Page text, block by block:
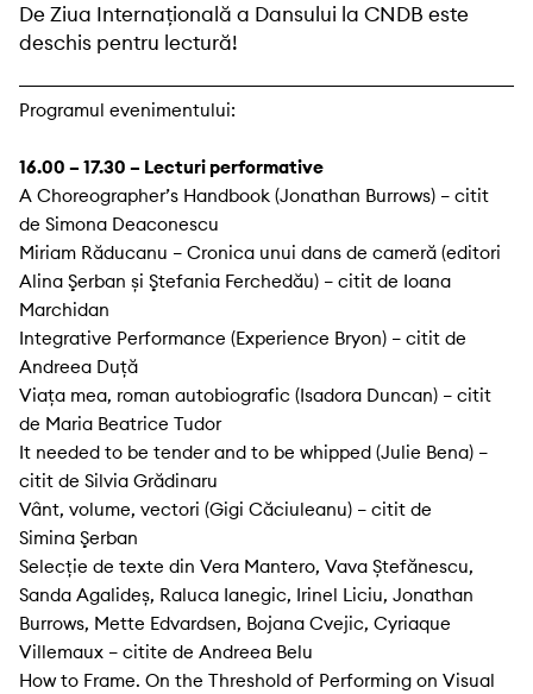
De Ziua Internațională a Dansului la CNDB este
deschis pentru lectură!
Programul evenimentului:
16.00 – 17.30 – Lecturi performative
A Choreographer’s Handbook (Jonathan Burrows) – citit
de Simona Deaconescu
Miriam Răducanu – Cronica unui dans de cameră (editori
Alina Şerban și Ştefania Ferchedău) – citit de Ioana
Marchidan
Integrative Performance (Experience Bryon) – citit de
Andreea Duță
Viața mea, roman autobiografic (Isadora Duncan) – citit
de Maria Beatrice Tudor
It needed to be tender and to be whipped (Julie Bena) –
citit de Silvia Grădinaru
Vânt, volume, vectori (Gigi Căciuleanu) – citit de
Simina Şerban
Selecție de texte din Vera Mantero, Vava Ștefănescu,
Sanda Agalideș, Raluca Ianegic, Irinel Liciu, Jonathan
Burrows, Mette Edvardsen, Bojana Cvejic, Cyriaque
Villemaux – citite de Andreea Belu
How to Frame. On the Threshold of Performing on Visual